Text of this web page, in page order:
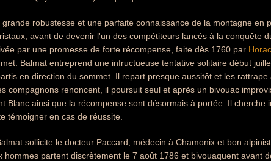
robustesse et une parfaite connaissance de la montagne en
avant de devenir l'un des compétiteurs lancés à la conquête
par une promesse de forte récompense, faite dès 1760 par
Balmat entreprend une infructueuse tentative solitaire début
en direction du sommet. Il repart presque aussitôt et les rattrape
compagnons renoncent, il poursuit seul et après un bivouac
Blanc ainsi que la récompense sont désormais à portée. Il cherche
témoigner en cas de réussite.
sollicite le docteur Paccard, médecin à Chamonix et bon
hommes partent discrètement le 7 août 1786 et bivouaquent avant